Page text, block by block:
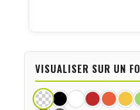
VISUALISER SUR UN